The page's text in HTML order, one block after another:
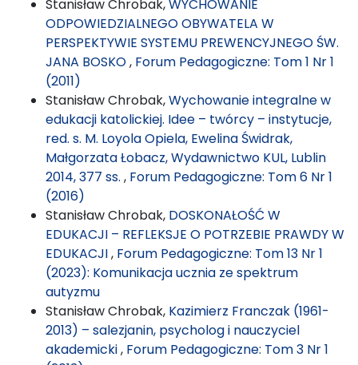
Stanisław Chrobak,WYCHOWANIE
ODPOWIEDZIALNEGO OBYWATELA W
PERSPEKTYWIE SYSTEMU PREWENCYJNEGO ŚW.
JANA BOSKO, Forum Pedagogiczne: Tom 1 Nr 1
(2011)
Stanisław Chrobak,Wychowanie integralne w
edukacji katolickiej. Idee – twórcy – instytucje,
red. s. M. Loyola Opiela, Ewelina Świdrak,
Małgorzata Łobacz, Wydawnictwo KUL, Lublin
2014, 377 ss. , Forum Pedagogiczne: Tom 6 Nr 1
(2016)
Stanisław Chrobak, DOSKONAŁOŚĆ W
EDUKACJI – REFLEKSJE O POTRZEBIE PRAWDY W
EDUKACJI, Forum Pedagogiczne: Tom 13 Nr 1
(2023): Komunikacja ucznia ze spektrum
autyzmu
Stanisław Chrobak, Kazimierz Franczak (1961-
2013) – salezjanin, psycholog i nauczyciel
akademicki, Forum Pedagogiczne: Tom 3 Nr 1